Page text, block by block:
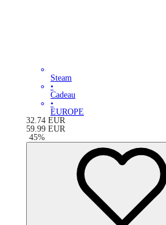
Steam
•
Cadeau
•
EUROPE
32.74 EUR
59.99 EUR
-45%